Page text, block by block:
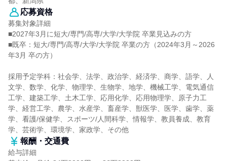
応募資格
募集対象詳細
■2027年3月に短大/専門/高専/大学/大学院 卒業見込みの方
■既卒：短大/専門/高専/大学/大学院 卒業の方（2024年3月～2026
年3月 卒の方）
採用予定学科：社会学、法学、政治学、経済学、商学、語学、人
文学、数学、化学、物理学、生物学、地学、機械工学、電気通信
工学、建築工学、土木工学、応用化学、応用物理学、原子力工
学、経営工学、農学、水産学、畜産学、獣医学、医学、歯学、薬
学、看護/保健学、スポーツ/人間科学、情報学、教員養成、教育
学、芸術学、環境学、家政学、その他
報酬・交通費
給与詳細